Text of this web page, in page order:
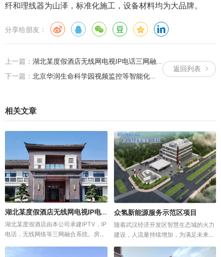
纤和理线器为山泽，标准化施工，设备材料均为大品牌。
分享给朋友：
返回列表
上一篇： 湖北某度假酒店无线网电视IP电话三网融合案例
下一篇： 北京华润生命科学园视频监控等智能化系统
相关文章
湖北某度假酒店无线网电视IP电话三网融合案例
湖北某度假酒店由本公司承建IPTV，IP
电话，无线网络等三网融合系统。房间
众氢新能源服务示范区项目
随着武汉经济开发区智慧生态城的火力
建设，人流量持续增加，为满足未来硃
山路和小军东路沿线居民的加油（加
氢）需求，片区正在新建硃山路加油